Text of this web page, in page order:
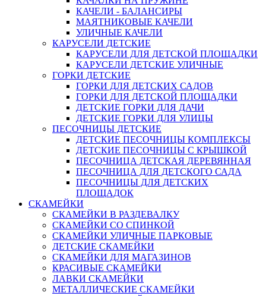
КАЧЕЛИ - БАЛАНСИРЫ
МАЯТНИКОВЫЕ КАЧЕЛИ
УЛИЧНЫЕ КАЧЕЛИ
КАРУСЕЛИ ДЕТСКИЕ
КАРУСЕЛИ ДЛЯ ДЕТСКОЙ ПЛОЩАДКИ
КАРУСЕЛИ ДЕТСКИЕ УЛИЧНЫЕ
ГОРКИ ДЕТСКИЕ
ГОРКИ ДЛЯ ДЕТСКИХ САДОВ
ГОРКИ ДЛЯ ДЕТСКОЙ ПЛОЩАДКИ
ДЕТСКИЕ ГОРКИ ДЛЯ ДАЧИ
ДЕТСКИЕ ГОРКИ ДЛЯ УЛИЦЫ
ПЕСОЧНИЦЫ ДЕТСКИЕ
ДЕТСКИЕ ПЕСОЧНИЦЫ КОМПЛЕКСЫ
ДЕТСКИЕ ПЕСОЧНИЦЫ С КРЫШКОЙ
ПЕСОЧНИЦА ДЕТСКАЯ ДЕРЕВЯННАЯ
ПЕСОЧНИЦА ДЛЯ ДЕТСКОГО САДА
ПЕСОЧНИЦЫ ДЛЯ ДЕТСКИХ
ПЛОЩАДОК
СКАМЕЙКИ
СКАМЕЙКИ В РАЗДЕВАЛКУ
СКАМЕЙКИ СО СПИНКОЙ
СКАМЕЙКИ УЛИЧНЫЕ ПАРКОВЫЕ
ДЕТСКИЕ СКАМЕЙКИ
СКАМЕЙКИ ДЛЯ МАГАЗИНОВ
КРАСИВЫЕ СКАМЕЙКИ
ЛАВКИ СКАМЕЙКИ
МЕТАЛЛИЧЕСКИЕ СКАМЕЙКИ